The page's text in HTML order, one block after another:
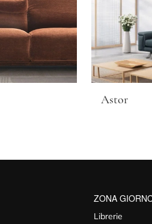
Astor
ZONA
Librerie